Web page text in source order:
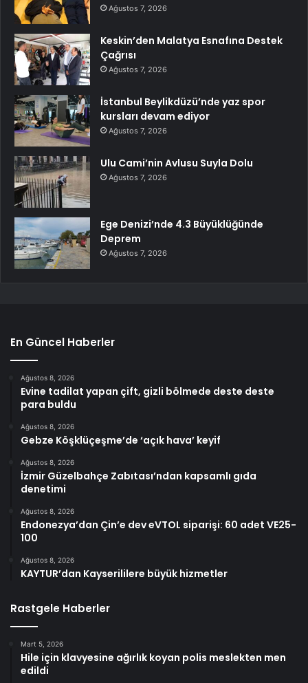
Ağustos 7, 2026
Keskin’den Malatya Esnafına Destek
Çağrısı
Ağustos 7, 2026
İstanbul Beylikdüzü’nde yaz spor
kursları devam ediyor
Ağustos 7, 2026
Ulu Cami’nin Avlusu Suyla Dolu
Ağustos 7, 2026
Ege Denizi’nde 4.3 Büyüklüğünde
Deprem
Ağustos 7, 2026
En Güncel Haberler
Ağustos 8, 2026
Evine tadilat yapan çift, gizli bölmede deste deste
para buldu
Ağustos 8, 2026
Gebze Köşklüçeşme’de ‘açık hava’ keyif
Ağustos 8, 2026
İzmir Güzelbahçe Zabıtası’ndan kapsamlı gıda
denetimi
Ağustos 8, 2026
Endonezya’dan Çin’e dev eVTOL siparişi: 60 adet VE25-
100
Ağustos 8, 2026
KAYTUR’dan Kayserililere büyük hizmetler
Rastgele Haberler
Mart 5, 2026
Hile için klavyesine ağırlık koyan polis meslekten men
edildi